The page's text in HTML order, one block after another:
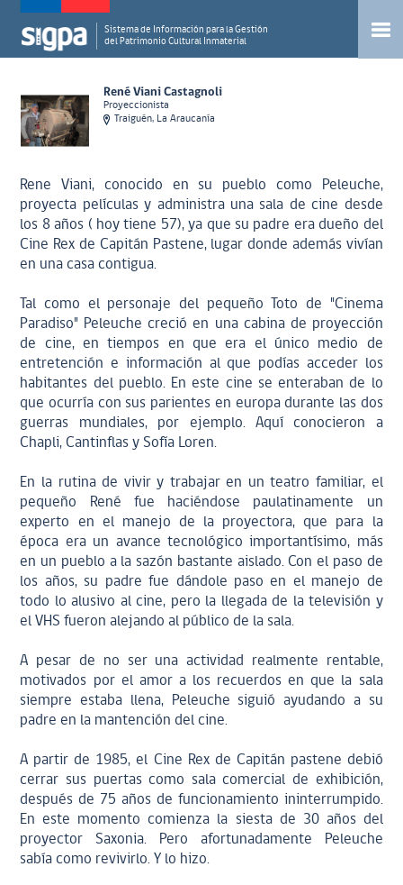
Sistema de Información para la Gestión
del Patrimonio Cultural Inmaterial
René Viani Castagnoli
Proyeccionista
Traiguén, La Araucanía
Rene Viani, conocido en su pueblo como Peleuche,
proyecta películas y administra una sala de cine desde
los 8 años ( hoy tiene 57), ya que su padre era dueño del
Cine Rex de Capitán Pastene, lugar donde además vivían
en una casa contigua.
Tal como el personaje del pequeño Toto de "Cinema
Paradiso" Peleuche creció en una cabina de proyección
de cine, en tiempos en que era el único medio de
entretención e información al que podías acceder los
habitantes del pueblo. En este cine se enteraban de lo
que ocurría con sus parientes en europa durante las dos
guerras mundiales, por ejemplo. Aquí conocieron a
Chapli, Cantinflas y Sofía Loren.
En la rutina de vivir y trabajar en un teatro familiar, el
pequeño René fue haciéndose paulatinamente un
experto en el manejo de la proyectora, que para la
época era un avance tecnológico importantísimo, más
en un pueblo a la sazón bastante aislado. Con el paso de
los años, su padre fue dándole paso en el manejo de
todo lo alusivo al cine, pero la llegada de la televisión y
el VHS fueron alejando al público de la sala.
A pesar de no ser una actividad realmente rentable,
motivados por el amor a los recuerdos en que la sala
siempre estaba llena, Peleuche siguió ayudando a su
padre en la mantención del cine.
A partir de 1985, el Cine Rex de Capitán pastene debió
cerrar sus puertas como sala comercial de exhibición,
después de 75 años de funcionamiento ininterrumpido.
En este momento comienza la siesta de 30 años del
proyector Saxonia. Pero afortunadamente Peleuche
sabía como revivirlo. Y lo hizo.